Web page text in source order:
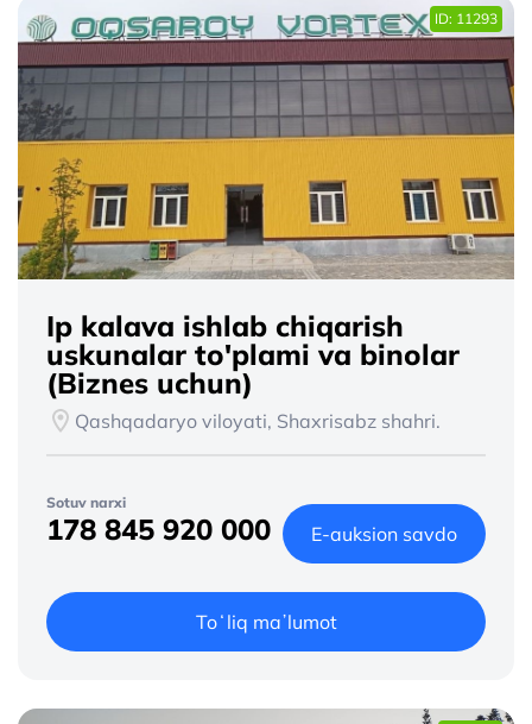
ID: 11293
Ip kalava ishlab chiqarish
uskunalar to'plami va binolar
(Biznes uchun)
Qashqadaryo viloyati, Shaxrisabz shahri.
Sotuv narxi
178 845 920 000 E-auksion savdo
Toʻliq maʼlumot